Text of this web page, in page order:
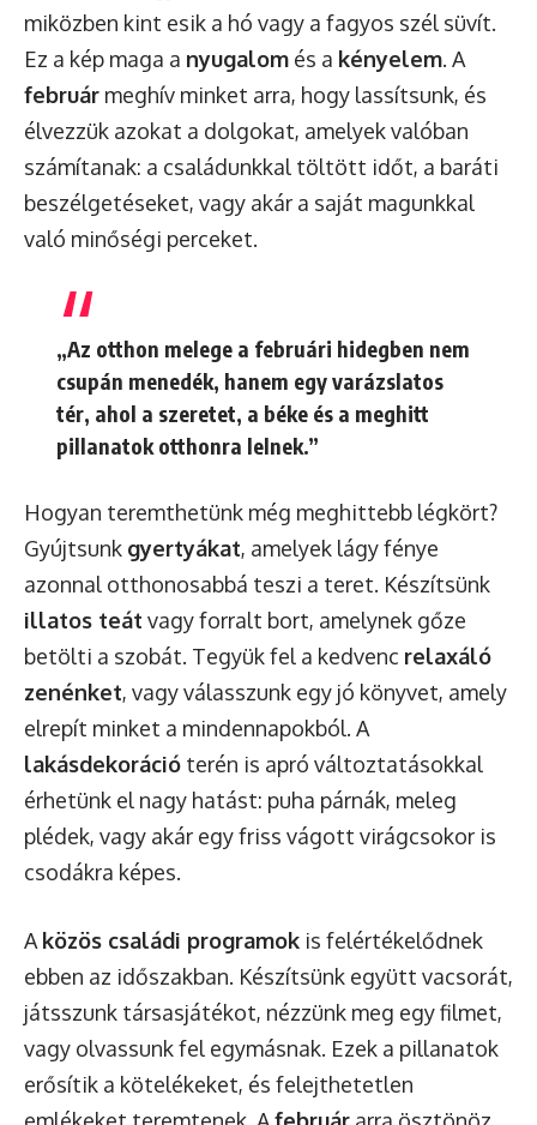
miközben kint esik a hó vagy a fagyos szél süvít.
Ez a kép maga a nyugalom és a kényelem. A
február meghív minket arra, hogy lassítsunk, és
élvezzük azokat a dolgokat, amelyek valóban
számítanak: a családunkkal töltött időt, a baráti
beszélgetéseket, vagy akár a saját magunkkal
való minőségi perceket.
„Az otthon melege a februári hidegben nem
csupán menedék, hanem egy varázslatos
tér, ahol a szeretet, a béke és a meghitt
pillanatok otthonra lelnek.”
Hogyan teremthetünk még meghittebb légkört?
Gyújtsunk gyertyákat, amelyek lágy fénye
azonnal otthonosabbá teszi a teret. Készítsünk
illatos teát vagy forralt bort, amelynek gőze
betölti a szobát. Tegyük fel a kedvenc relaxáló
zenénket, vagy válasszunk egy jó könyvet, amely
elrepít minket a mindennapokból. A
lakásdekoráció terén is apró változtatásokkal
érhetünk el nagy hatást: puha párnák, meleg
plédek, vagy akár egy friss vágott virágcsokor is
csodákra képes.
A közös családi programok is felértékelődnek
ebben az időszakban. Készítsünk együtt vacsorát,
játsszunk társasjátékot, nézzünk meg egy filmet,
vagy olvassunk fel egymásnak. Ezek a pillanatok
erősítik a kötelékeket, és felejthetetlen